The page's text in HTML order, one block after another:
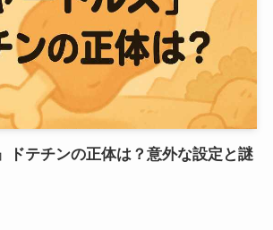
ドテチンの正体は？意外な設定と謎